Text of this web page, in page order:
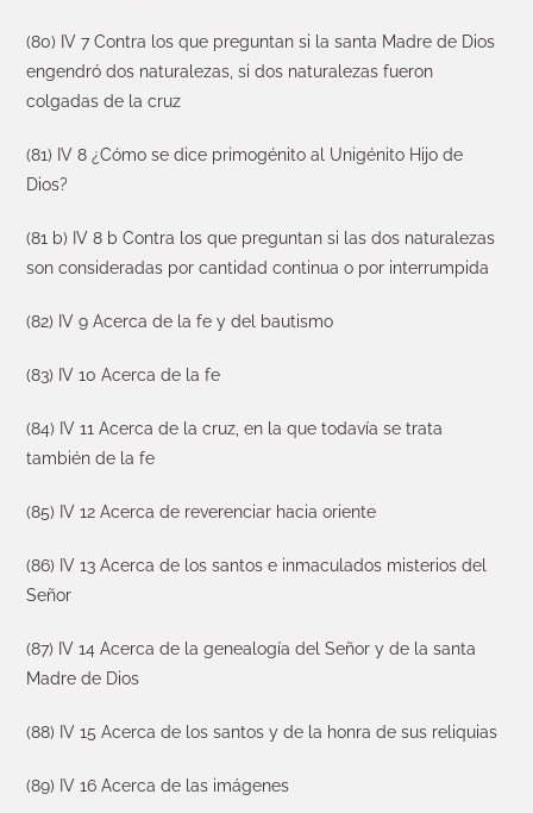
(80) IV 7 Contra los que preguntan si la santa Madre de Dios
engendró dos naturalezas, si dos naturalezas fueron
colgadas de la cruz
(81) IV 8 ¿Cómo se dice primogénito al Unigénito Hijo de
Dios?
(81 b) IV 8 b Contra los que preguntan si las dos naturalezas
son consideradas por cantidad continua o por interrumpida
(82) IV 9 Acerca de la fe y del bautismo
(83) IV 10 Acerca de la fe
(84) IV 11 Acerca de la cruz, en la que todavía se trata
también de la fe
(85) IV 12 Acerca de reverenciar hacia oriente
(86) IV 13 Acerca de los santos e inmaculados misterios del
Señor
(87) IV 14 Acerca de la genealogía del Señor y de la santa
Madre de Dios
(88) IV 15 Acerca de los santos y de la honra de sus reliquias
(89) IV 16 Acerca de las imágenes